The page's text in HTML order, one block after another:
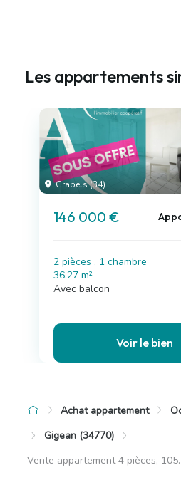
Les appartements
Grabels (34)
146 000 €
2 pièces , 1 chambre
36.27 m²
Avec balcon
Voir le bien
Achat appartement
Gigean (34770)
Vente appartement 4 pièces,